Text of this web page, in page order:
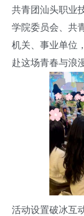
共青团汕头职业
学院委员会、共
机关、事业单位
赴这场青春与浪
活动设置破冰互